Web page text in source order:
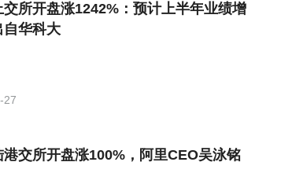
所开盘涨1242%：预计上半年业绩增
自华科大
27
交所开盘涨100%，阿里CEO吴泳铭